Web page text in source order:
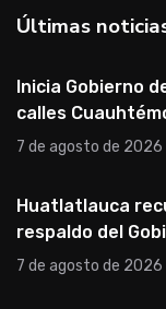
Últimas
Inicia Gobierno
calles
7 de agosto de 2026
Huatlatlauca
respaldo del
7 de agosto de 2026